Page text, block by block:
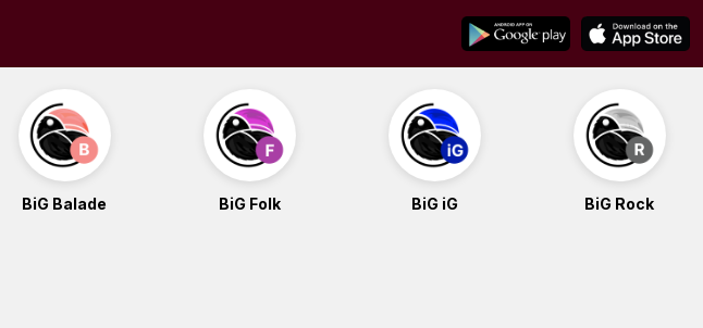
BiG Balade BiG Folk BiG iG BiG Rock